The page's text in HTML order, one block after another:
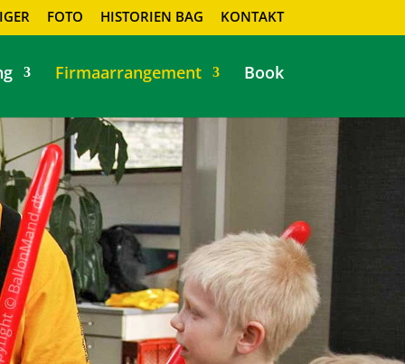
FOTO HISTORIEN BAG KONTAKT
Firmaarrangement Book